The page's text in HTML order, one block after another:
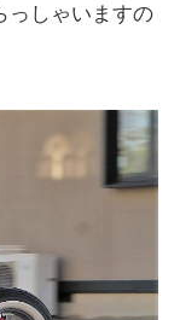
っしゃいますの